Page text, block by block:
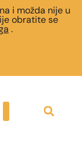
i možda nije u
obratite se
.